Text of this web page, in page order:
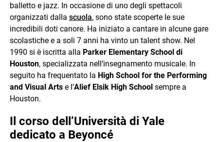
balletto e jazz. In occasione di uno degli spettacoli
organizzati dalla scuola, sono state scoperte le sue
incredibili doti canore. Ha iniziato a cantare in alcune gare
scolastiche e a soli 7 anni ha vinto un talent show. Nel
1990 si è iscritta alla Parker Elementary School di
Houston, specializzata nell’insegnamento musicale. In
seguito ha frequentato la High School for the Performing
and Visual Arts e l’Alief Elsik High School sempre a
Houston.
Il corso dell’Università di Yale
dedicato a Beyoncé